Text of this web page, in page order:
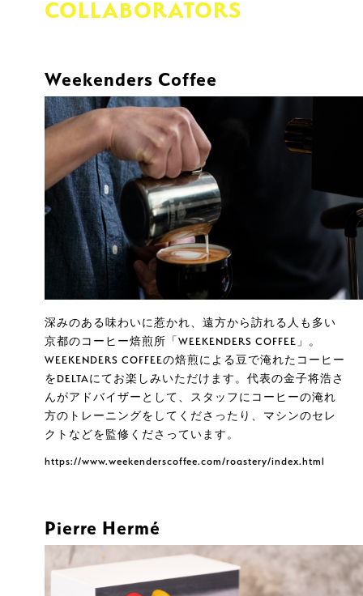
COLLABORATORS
Weekenders Coffee
深みのある味わいに惹かれ、遠方から訪れる人も多い
京都のコーヒー焙煎所「WEEKENDERS COFFEE」。
WEEKENDERS COFFEEの焙煎による豆で淹れたコーヒー
をDELTAにてお楽しみいただけます。代表の金子将浩さ
んがアドバイザーとして、スタッフにコーヒーの淹れ
方のトレーニングをしてくださったり、マシンのセレ
クトなどを監修くださっています。
https://www.weekenderscoffee.com/roastery/index.html
Pierre Hermé